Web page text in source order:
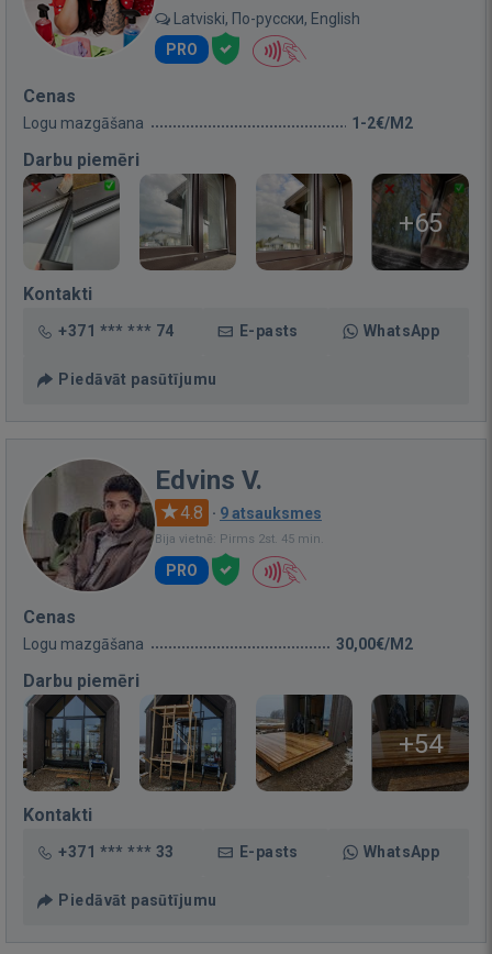
Latviski, По-русски, English
PRO
Cenas
Logu mazgāšana 1-2€/M2
Darbu piemēri
+65
Kontakti
+371 *** *** 74 E-pasts WhatsApp
Piedāvāt pasūtījumu
Edvins V.
4.8 · 9 atsauksmes
Bija vietnē: Pirms 2st. 45 min.
PRO
Cenas
Logu mazgāšana 30,00€/M2
Darbu piemēri
+54
Kontakti
+371 *** *** 33 E-pasts WhatsApp
Piedāvāt pasūtījumu